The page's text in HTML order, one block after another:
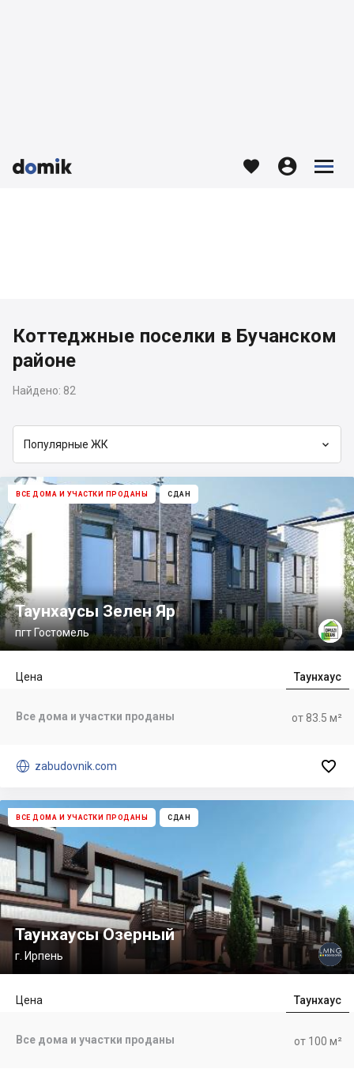


   


Коттеджные поселки в Бучанском
районе
Найдено: 82
Популярные ЖК 
ВСЕ ДОМА И УЧАСТКИ ПРОДАНЫ СДАН
Таунхаусы Зелен Яр
пгт Гостомель
Таунхаус
Цена
от 83.5 м²
Все дома и участки проданы
 zabudovnik.com 
ВСЕ ДОМА И УЧАСТКИ ПРОДАНЫ СДАН
Таунхаусы Озерный
г. Ирпень
Таунхаус
Цена
от 100 м²
Все дома и участки проданы